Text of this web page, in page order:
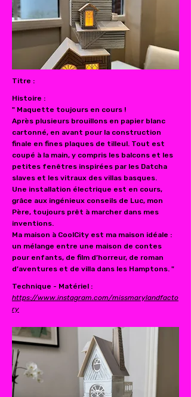
Titre :
Histoire :
" Maquette toujours en cours !
Après plusieurs brouillons en papier blanc
cartonné, en avant pour la construction
finale en fines plaques de tilleul. Tout est
coupé à la main, y compris les balcons et les
petites fenêtres inspirées par les Datcha
slaves et les vitraux des villas basques.
Une installation électrique est en cours,
grâce aux ingénieux conseils de Luc, mon
Père, toujours prêt à marcher dans mes
inventions.
Ma maison à CoolCity est ma maison idéale :
un mélange entre une maison de contes
pour enfants, de film d’horreur, de roman
d’aventures et de villa dans les Hamptons. "
Technique - Matériel :
https://www.instagram.com/missmarylandfacto
ry